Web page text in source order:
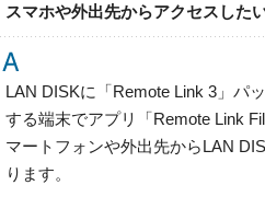
スマホや外出先からアクセスした
LAN DISKに「Remote Link 3」パ
する端末でアプリ「Remote Link
マートフォンや外出先からLAN
ります。